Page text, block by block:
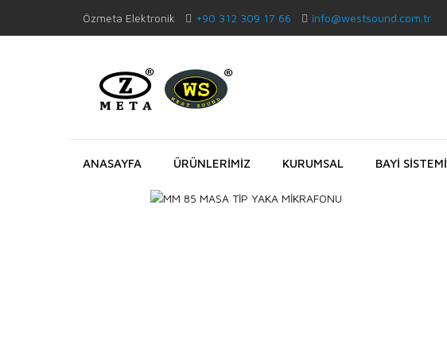
Özmeta Elektronik +90 312 309 17 66 info@westsound.com.tr
ANASAYFA ÜRÜNLERİMİZ KURUMSAL BAYİ SİSTEMİ